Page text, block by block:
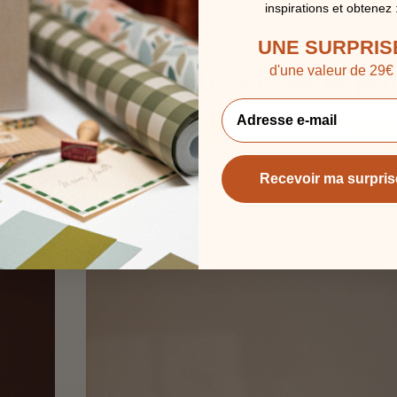
également notre gamme de
inspirations et obtenez :
UNE
d'une valeur de 29€
Recevoir ma